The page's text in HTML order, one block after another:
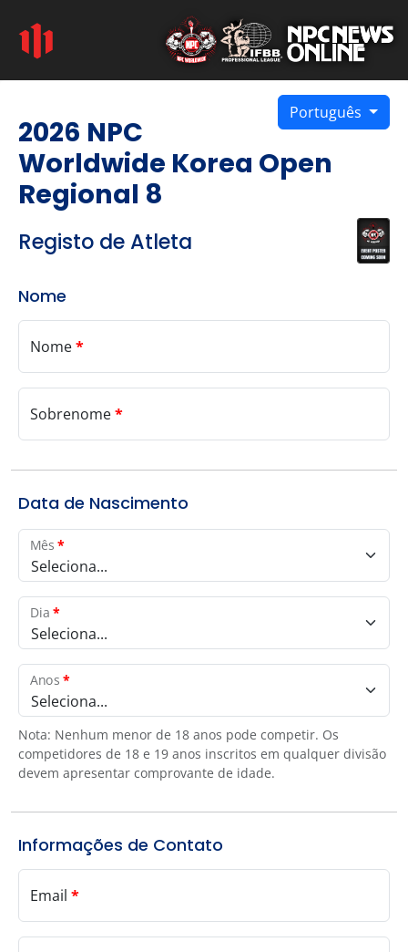
Português
2026 NPC
Worldwide Korea Open
Regional 8
Registo de Atleta
Nome
Nome*
Sobrenome*
Data de Nascimento
Seleciona...
Mês *
Seleciona...
Dia *
Seleciona...
Anos *
Nota: Nenhum menor de 18 anos pode competir. Os
competidores de 18 e 19 anos inscritos em qualquer divisão
devem apresentar comprovante de idade.
Informações de Contato
Email *